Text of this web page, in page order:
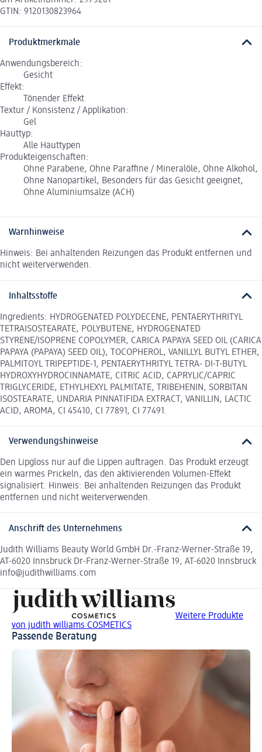
GTIN: 9120130823964
Produktmerkmale
Anwendungsbereich:
Gesicht
Effekt:
Tönender Effekt
Textur / Konsistenz / Applikation:
Gel
Hauttyp:
Alle Hauttypen
Produkteigenschaften:
Ohne Parabene, Ohne Paraffine / Mineralöle, Ohne Alkohol,
Ohne Nanopartikel, Besonders für das Gesicht geeignet,
Ohne Aluminiumsalze (ACH)
Warnhinweise
Hinweis: Bei anhaltenden Reizungen das Produkt entfernen und
nicht weiterverwenden.
Inhaltsstoffe
Ingredients: HYDROGENATED POLYDECENE, PENTAERYTHRITYL
TETRAISOSTEARATE, POLYBUTENE, HYDROGENATED
STYRENE/ISOPRENE COPOLYMER, CARICA PAPAYA SEED OIL (CARICA
PAPAYA (PAPAYA) SEED OIL), TOCOPHEROL, VANILLYL BUTYL ETHER,
PALMITOYL TRIPEPTIDE-1, PENTAERYTHRITYL TETRA- DI-T-BUTYL
HYDROXYHYDROCINNAMATE, CITRIC ACID, CAPRYLIC/CAPRIC
TRIGLYCERIDE, ETHYLHEXYL PALMITATE, TRIBEHENIN, SORBITAN
ISOSTEARATE, UNDARIA PINNATIFIDA EXTRACT, VANILLIN, LACTIC
ACID, AROMA, CI 45410, CI 77891, CI 77491.
Verwendungshinweise
Den Lipgloss nur auf die Lippen auftragen. Das Produkt erzeugt
ein warmes Prickeln, das den aktivierenden Volumen-Effekt
signalisiert. Hinweis: Bei anhaltenden Reizungen das Produkt
entfernen und nicht weiterverwenden.
Anschrift des Unternehmens
Judith Williams Beauty World GmbH Dr.-Franz-Werner-Straße 19,
AT-6020 Innsbruck Dr-Franz-Werner-Straße 19, AT-6020 Innsbruck
info@judithwilliams.com
Weitere Produkte
von judith williams COSMETICS
Passende Beratung